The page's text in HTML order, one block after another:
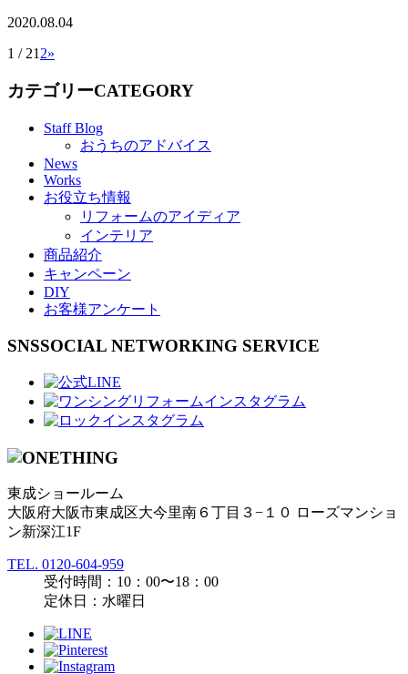
2020.08.04
1 / 21 2»
カテゴリーCATEGORY
Staff Blog
おうちのアドバイス
News
Works
お役立ち情報
リフォームのアイディア
インテリア
商品紹介
キャンペーン
DIY
お客様アンケート
SNSSOCIAL NETWORKING SERVICE
東成ショールーム
大阪府大阪市東成区大今里南６丁目３−１０ ローズマンショ
ン新深江1F
TEL. 0120-604-959
受付時間：10：00〜18：00
定休日：水曜日